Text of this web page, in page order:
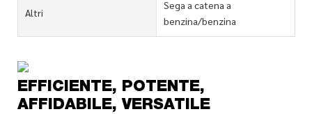
Altri
Sega a catena a
benzina/benzina
EFFICIENTE, POTENTE,
AFFIDABILE, VERSATILE